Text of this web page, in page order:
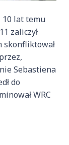
10 lat temu
zaliczył
skonfliktował
Sebastiena
do
WRC